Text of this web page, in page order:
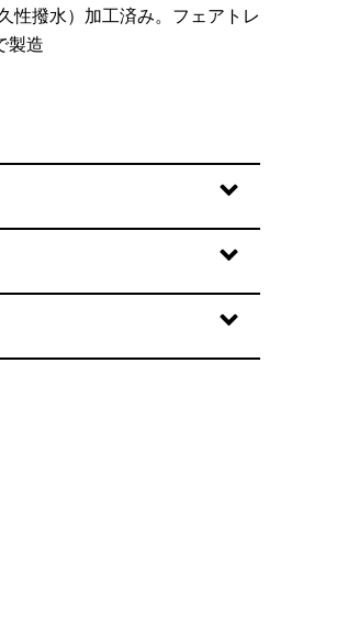
性撥水）加工済み。フェアトレ
製造